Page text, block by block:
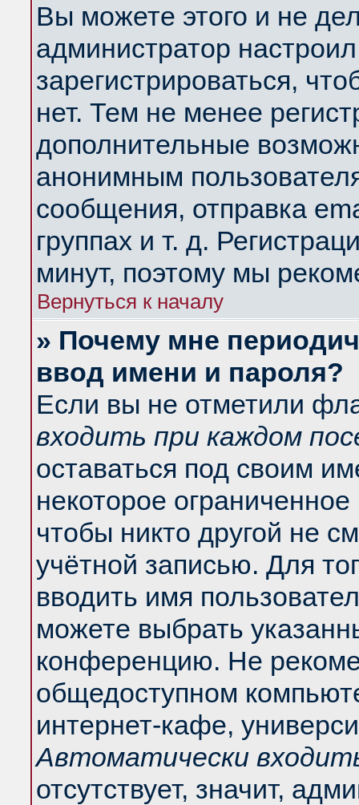
Вы можете этого и не
администратор
зарегистрироваться,
нет. Тем не менее
дополнительные
анонимным
сообщения, отправка
группах и т. д.
минут, поэтому мы
Вернуться к началу
» Почему мне
ввод имени и пароля?
Если вы не отметили
входить при каждом
оставаться под своим
некоторое
чтобы никто другой не
учётной записью. Для
вводить имя
можете выбрать
конференцию. Не
общедоступном
интернет-кафе,
Автоматически
отсутствует, значит,